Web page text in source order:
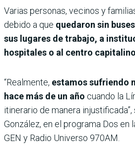
Varias personas, vecinos y
debido a que quedaron sin
sus lugares de trabajo, a
hospitales o al centro capitalino
“Realmente, estamos sufriendo
hace más de un año cuando la
itinerario de manera
González, en el programa Dos en
GEN y Radio Universo 970AM.